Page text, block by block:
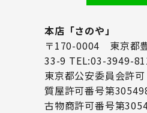
本店「さのや」
〒170-0004 東京都
33-9 TEL:03-3949-
東京都公安委員会許可
質屋許可番号第
古物商許可番号第